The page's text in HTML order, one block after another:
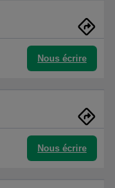
Nous écrire
Nous écrire